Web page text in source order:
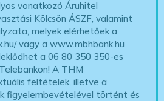
vonatkozó Áruhitel
Kölcsön ÁSZF, valamint
melyek elérhetőek a
vagy a www.mbhbank.hu
a 06 80 350 350-es
A THM
feltételek, illetve a
figyelembevételével történt és